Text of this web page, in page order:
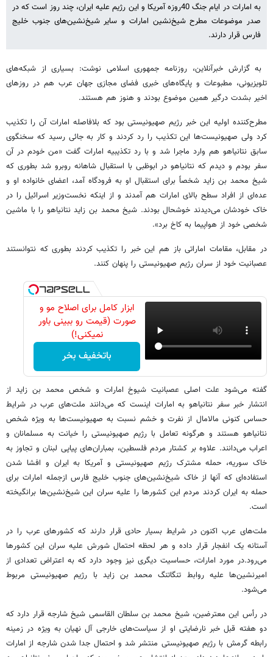
به امارات در ایام جنگ 40روزه آمریکا و این رژیم علیه ایران، چند روز است که در
صدر موضوعات مطرح شیخ‌نشین امارات و سایر شیخ‌نشین‌های جنوب خلیج
فارس قرار دارند.
به گزارش خبرآنلاین، روزنامه جمهوری اسلامی نوشت: بسیاری از شبکه‌های
تلویزیونی، مطبوعات و پایگاه‌های خبری فضای مجازی جهان عرب هم در روزهای
اخیر بشدت درگیر همین موضوع بودند و هنوز هم هستند.
مطرح‌کننده اولیه این خبر رژیم صهیونیستی بود که بلافاصله امارات آن را تکذیب
کرد ولی صهیونیست‌ها این تکذیب را رد کردند و کار به جائی رسید که سخنگوی
سابق نتانیاهو هم وارد ماجرا شد و با رد تکذیبیه امارات گفت «من خودم در آن
سفر بودم و دیدم که نتانیاهو در ابوظبی با استقبال شاهانه روبرو شد بطوری که
شیخ ‌محمد بن زاید شخصاً برای استقبال او به فرودگاه آمد، اعضای خانواده او و
عده‌ای از افراد سطح بالای امارات هم آمدند و از اینکه نخست‌وزیر اسرائیل را در
خاک خودشان می‌دیدند خوشحال بودند. شیخ ‌محمد بن زاید نتانیاهو را با ماشین
شخصی خود از هواپیما به کاخ برد».
در مقابل، مقامات اماراتی باز هم این خبر را تکذیب کردند بطوری که نتوانستند
عصبانیت خود از سران رژیم صهیونیستی را پنهان کنند.
ابزار کامل برای اصلاح مو و
صورت (قیمت رو ببینی باور
نمیکنی!)
باتخفیف بخر
گفته می‌شود علت اصلی عصبانیت شیوخ امارات و شخص محمد بن زاید از
انتشار خبر سفر نتانیاهو به امارات اینست که می‌دانند ملت‌های عرب در شرایط
حساس کنونی مالامال از نفرت و خشم نسبت به صهیونیست‌ها به ویژه شخص
نتانیاهو هستند و هرگونه تعامل با رژیم صهیونیستی را خیانت به مسلمانان و
اعراب می‌دانند. علاوه بر کشتار مردم فلسطین، بمباران‌های پیاپی لبنان و تجاوز به
خاک سوریه، حمله مشترک رژیم صهیونیستی و آمریکا به ایران و افشا شدن
استفاده‌ای که آنها از خاک شیخ‌نشین‌های جنوب خلیج فارس ازجمله امارات برای
حمله به ایران کردند مردم این کشورها را علیه سران این شیخ‌نشین‌ها برانگیخته
است.
ملت‌های عرب اکنون در شرایط بسیار حادی قرار دارند که کشورهای عرب را در
آستانه یک انفجار قرار داده و هر لحظه احتمال شورش علیه سران این کشورها
می‌رود.در مورد امارات، حساسیت دیگری نیز وجود دارد که به اعتراض تعدادی از
امیرنشین‌ها علیه روابط تنگاتنگ محمد بن زاید با رژیم صهیونیستی مربوط
می‌شود.
در رأس این معترضین، شیخ‌ محمد بن سلطان القاسمی شیخ شارجه قرار دارد که
دو هفته قبل خبر نارضایتی او از سیاست‌های خارجی آل ‌نهیان به ویژه در زمینه
رابطه گرمش با رژیم صهیونیستی منتشر شد و احتمال جدا شدن شارجه از امارات